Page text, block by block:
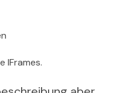
IFrames.